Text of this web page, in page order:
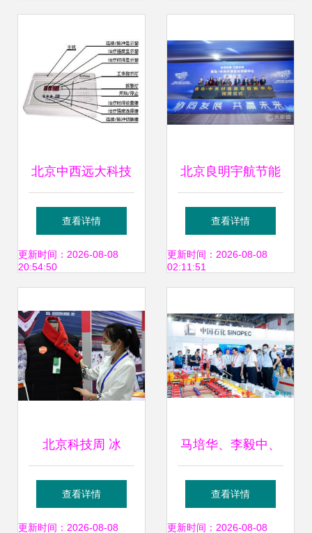
北京中西远大科技
仪器产品展示引领
生物在线技术新潮
查看详情
更新时间：2026-08-08
20:54:50
北京良明宇航节能
动力装备技术开发
中心 节能动力技术
查看详情
更新时间：2026-08-08
02:11:51
北京科技周 冰
雪“黑科技”亮相，
智慧冬奥雏形初现
查看详情
更新时间：2026-08-08
马培华、李毅中、
魏建国、张来斌、
刘宏斌出席北京石
查看详情
更新时间：2026-08-08